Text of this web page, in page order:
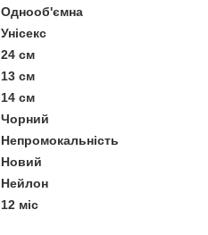
Однооб'ємна
Унісекс
24 см
13 см
14 см
Чорний
Непромокальність
Новий
Нейлон
12 міс